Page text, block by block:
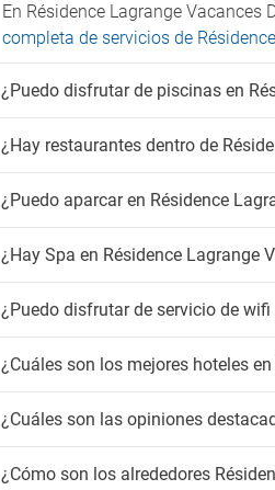
En Résidence Lagrange Vacances
completa de servicios de
¿Puedo disfrutar de piscinas en
¿Hay restaurantes dentro de
¿Puedo aparcar en Résidence
¿Hay Spa en Résidence Lagrange
¿Puedo disfrutar de servicio de
¿Cuáles son los mejores hoteles
¿Cuáles son las opiniones
¿Cómo son los alrededores